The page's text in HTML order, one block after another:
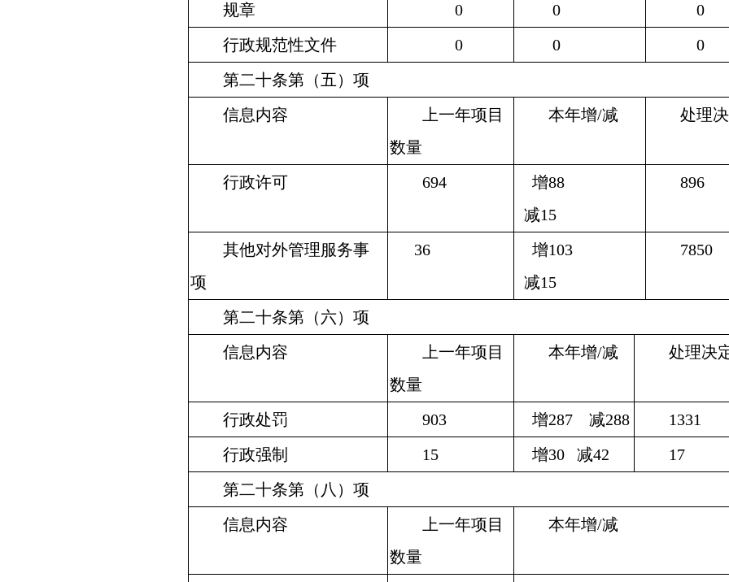
规章 0 0
0
行政规范性文件
0 0
0
第二十条第（五）项
信息内容
上一年项目
数量
本年增/减 处理决
行政许可 694 增88
减15
896
其他对外管理服务事
项
36 增103
减15
7850
第二十条第（六）项
信息内容
上一年项目
数量
本年增/减 处理决
行政处罚 903 增287减288
1331
行政强制
15 增30 减42
17
第二十条第（八）项
信息内容
上一年项目
数量
本年增/减